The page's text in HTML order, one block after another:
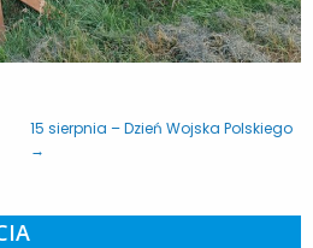
15 sierpnia – Dzień Wojska Polskiego
→